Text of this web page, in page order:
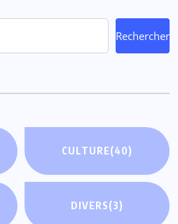
Rechercher
CULTURE(40)
DIVERS(3)